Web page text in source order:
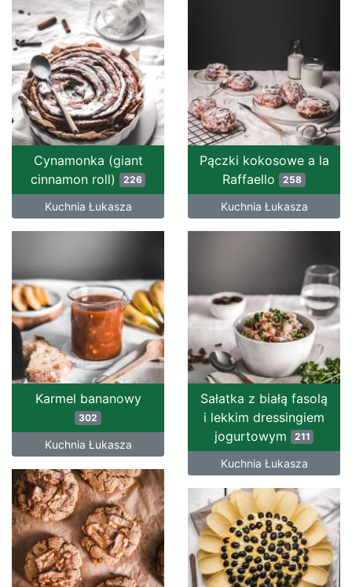
Cynamonka (giant
cinnamon roll)
226
Kuchnia Łukasza
Pączki kokosowe a la
Raffaello 258
Kuchnia Łukasza
Karmel bananowy
302
Kuchnia Łukasza
Sałatka z białą fasolą
i lekkim dressingiem
jogurtowym
211
Kuchnia Łukasza